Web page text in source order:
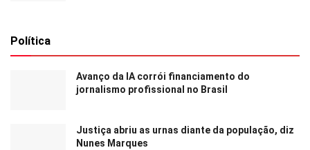
Política
Avanço da IA corrói financiamento do
jornalismo profissional no Brasil
Justiça abriu as urnas diante da população, diz
Nunes Marques